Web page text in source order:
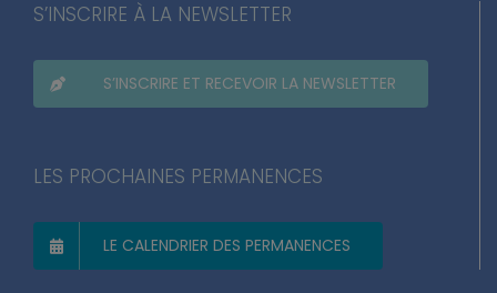
S’INSCRIRE À LA NEWSLETTER
S’INSCRIRE ET RECEVOIR LA NEWSLETTER
LES PROCHAINES PERMANENCES
LE CALENDRIER DES PERMANENCES